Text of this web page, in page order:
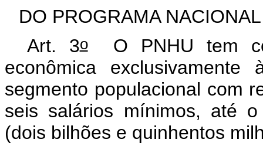
DO PROGRAMA
Art. 3oO PNHU tem
econômica
segmento populacional com
seis salários mínimos, até
(dois bilhões e quinhentos